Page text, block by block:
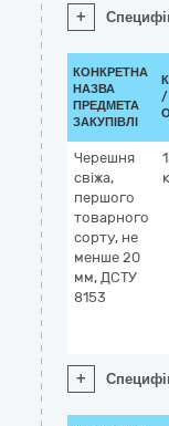
+
КОНКРЕТНА
НАЗВА
ПРЕДМЕТА
ЗАКУПІВЛІ
/
Черешня
свіжа,
першого
товарного
сорту, не
менше 20
мм, ДСТУ
8153
+